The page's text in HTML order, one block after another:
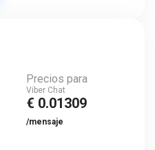
Precios para
Viber Chat
€ 0.01309
/mensaje